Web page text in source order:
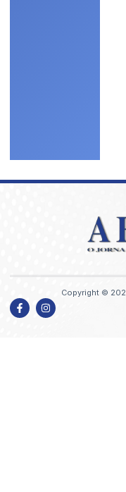
Copyright ©